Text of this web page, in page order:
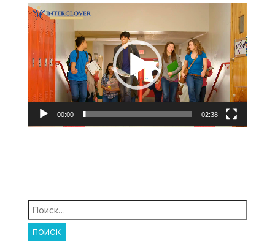
Видеоплеер
00:00 02:38
Найти: